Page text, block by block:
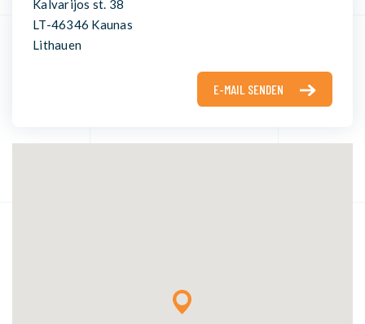
Kalvarijos st. 38
LT-46346 Kaunas
Lithauen
E-MAIL SENDEN